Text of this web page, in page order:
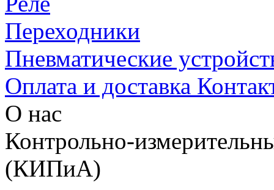
Переходники
Пневматические
Оплата и доставка
О нас
Контрольно-
(КИПиА)